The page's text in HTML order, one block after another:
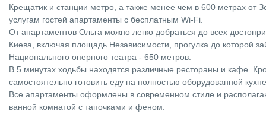
Крещатик и станции метро, а также менее чем в 600 метрах от
услугам гостей апартаменты с бесплатным Wi-Fi.
От апартаментов Ольга можно легко добраться до всех
Киева, включая площадь Независимости, прогулка до которой
Национального оперного театра - 650 метров.
В 5 минутах ходьбы находятся различные рестораны и кафе.
самостоятельно готовить еду на полностью оборудованной
Все апартаменты оформлены в современном стиле и
ванной комнатой с тапочками и феном.